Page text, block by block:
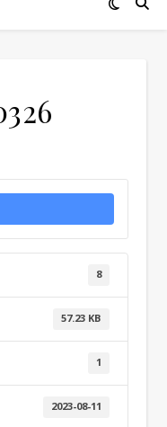
8
57.23 KB
1
2023-08-11